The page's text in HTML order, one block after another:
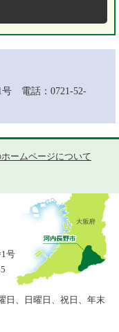
号 電話：0721-52-
ホームページについて
号
日、日曜日、祝日、年末